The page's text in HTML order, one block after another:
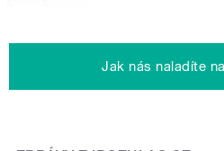
Jak nás naladíte